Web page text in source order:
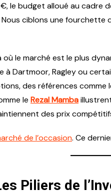
le budget alloué au
ciblons une fourchette
le marché est le plus
Dartmoor, Ragley ou
des références comme
le Rezal Mamba
des prix
de l’occasion. Ce
Piliers de